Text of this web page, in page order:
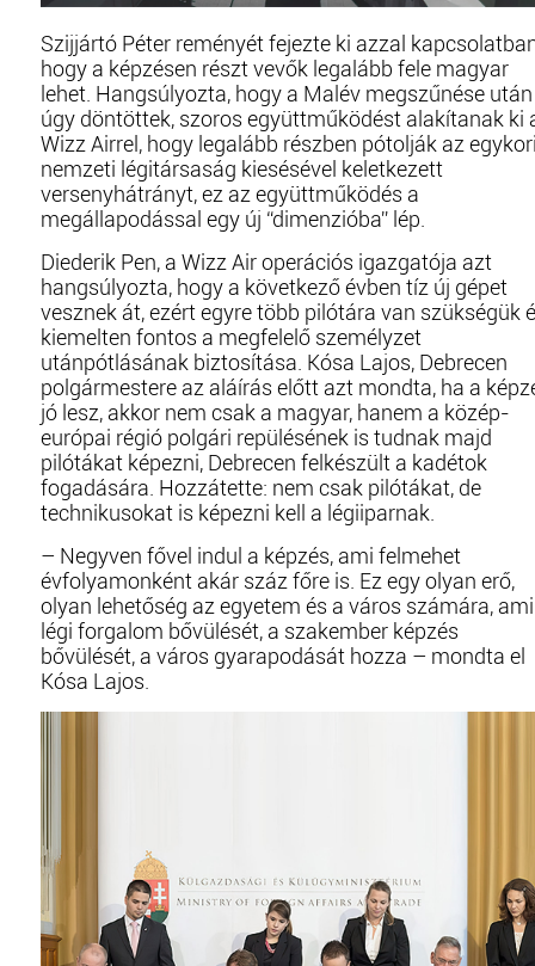
Szijjártó Péter reményét fejezte ki azzal
hogy a képzésen részt vevők legalább fele magyar
lehet. Hangsúlyozta, hogy a Malév megszűnése után
úgy döntöttek, szoros együttműködést alakítanak ki
Wizz Airrel, hogy legalább részben pótolják az
nemzeti légitársaság kiesésével keletkezett
versenyhátrányt, ez az együttműködés a
megállapodással egy új “dimenzióba” lép.
Diederik Pen, a Wizz Air operációs igazgatója azt
hangsúlyozta, hogy a következő évben tíz új gépet
vesznek át, ezért egyre több pilótára van szükségük
kiemelten fontos a megfelelő személyzet
utánpótlásának biztosítása. Kósa Lajos, Debrecen
polgármestere az aláírás előtt azt mondta, ha a
jó lesz, akkor nem csak a magyar, hanem a közép-
európai régió polgári repülésének is tudnak majd
pilótákat képezni, Debrecen felkészült a kadétok
fogadására. Hozzátette: nem csak pilótákat, de
technikusokat is képezni kell a légiiparnak.
– Negyven fővel indul a képzés, ami felmehet
évfolyamonként akár száz főre is. Ez egy olyan erő,
olyan lehetőség az egyetem és a város számára,
légi forgalom bővülését, a szakember képzés
bővülését, a város gyarapodását hozza – mondta el
Kósa Lajos.